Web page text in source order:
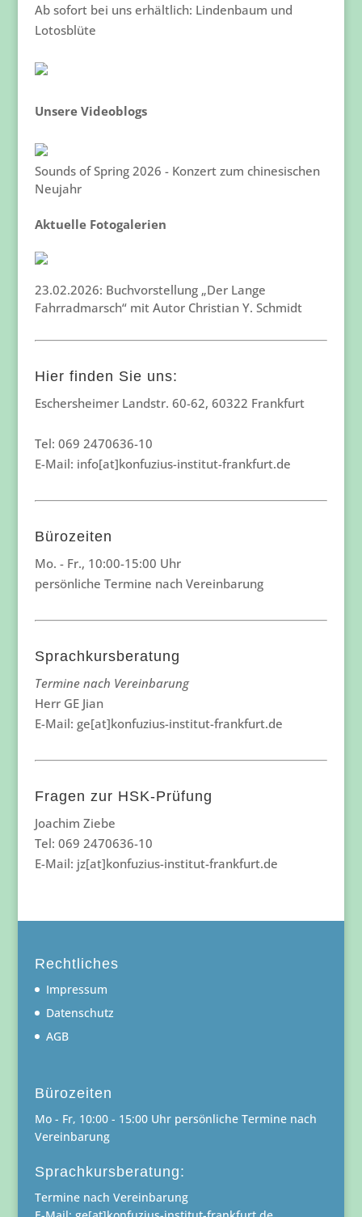
Ab sofort bei uns erhältlich: Lindenbaum und
Lotosblüte
Unsere Videoblogs
Sounds of Spring 2026 - Konzert zum chinesischen
Neujahr
Aktuelle Fotogalerien
23.02.2026: Buchvorstellung „Der Lange
Fahrradmarsch“ mit Autor Christian Y. Schmidt
Hier finden Sie uns:
Eschersheimer Landstr. 60-62, 60322 Frankfurt
Tel: 069 2470636-10
E-Mail: info[at]konfuzius-institut-frankfurt.de
Bürozeiten
Mo. - Fr., 10:00-15:00 Uhr
persönliche Termine nach Vereinbarung
Sprachkursberatung
Termine nach Vereinbarung
Herr GE Jian
E-Mail: ge[at]konfuzius-institut-frankfurt.de
Fragen zur HSK-Prüfung
Joachim Ziebe
Tel: 069 2470636-10
E-Mail: jz[at]konfuzius-institut-frankfurt.de
Rechtliches
Impressum
Datenschutz
AGB
Bürozeiten
Mo - Fr, 10:00 - 15:00 Uhr persönliche Termine nach
Vereinbarung
Sprachkursberatung:
Termine nach Vereinbarung